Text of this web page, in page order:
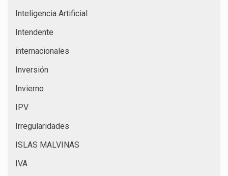
Inteligencia Artificial
Intendente
internacionales
Inversión
Invierno
IPV
Irregularidades
ISLAS MALVINAS
IVA